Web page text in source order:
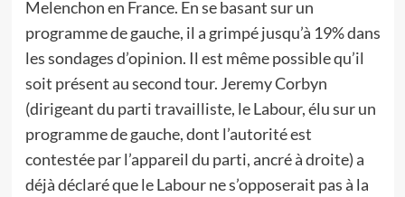
Melenchon en France. En se basant sur un
programme de gauche, il a grimpé jusqu’à 19% dans
les sondages d’opinion. Il est même possible qu’il
soit présent au second tour. Jeremy Corbyn
(dirigeant du parti travailliste, le Labour, élu sur un
programme de gauche, dont l’autorité est
contestée par l’appareil du parti, ancré à droite) a
déjà déclaré que le Labour ne s’opposerait pas à la